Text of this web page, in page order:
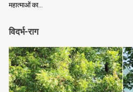
महात्माओं का…
विदर्भ-राग